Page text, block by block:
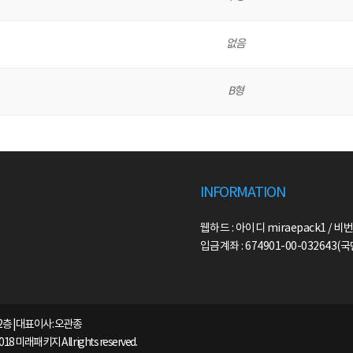
없음
B형
INFORMATION
웹하드 : 아이디 miraepack1 / 비
입금계좌 : 674901-00-032643(국
| 대표이사: 오관종
미래패키지 All rights reserved.